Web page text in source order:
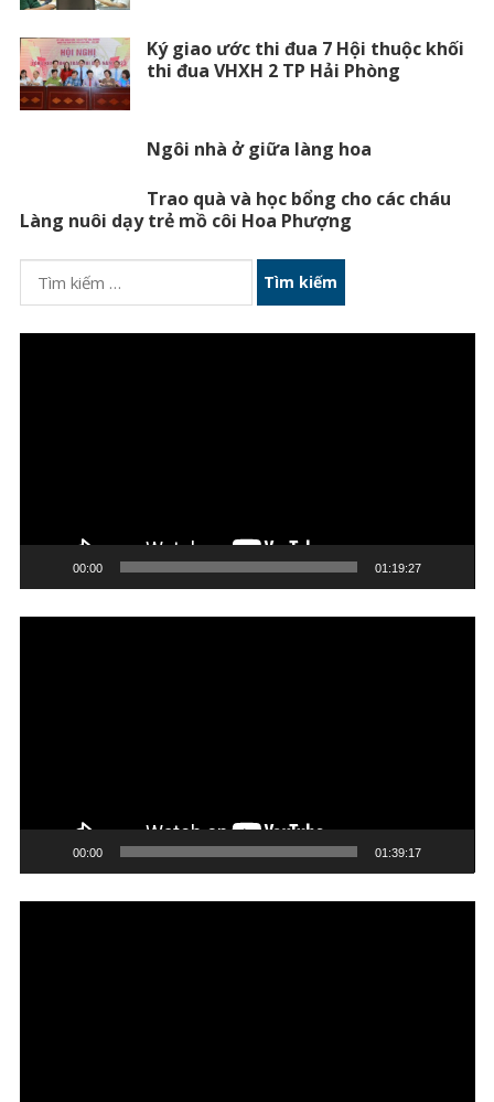
Ký giao ước thi đua 7 Hội thuộc khối
thi đua VHXH 2 TP Hải Phòng
Ngôi nhà ở giữa làng hoa
Trao quà và học bổng cho các cháu
Làng nuôi dạy trẻ mồ côi Hoa Phượng
Tìm
kiếm
cho:
00:00 01:19:27
00:00 01:39:17